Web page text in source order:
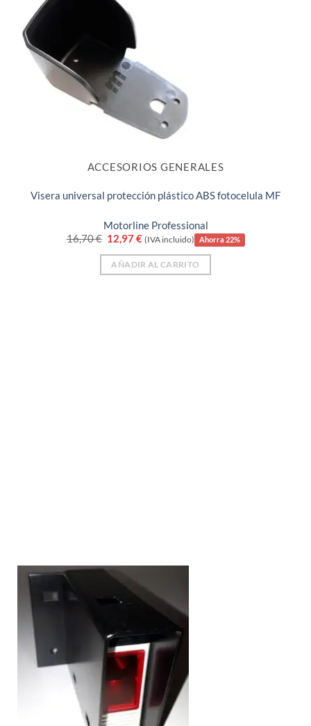
ACCESORIOS GENERALES
Visera universal protección plástico ABS fotocelula MF
Motorline Professional
16,70€ El
original
era:
12,97€El
actual
es:
(IVA incluido) Ahorra 22%
AÑADIR AL CARRITO